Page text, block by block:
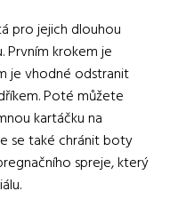
pro jejich dlouhou
Prvním krokem je
je vhodné odstranit
Poté můžete
kartáčku na
se také chránit boty
spreje, který